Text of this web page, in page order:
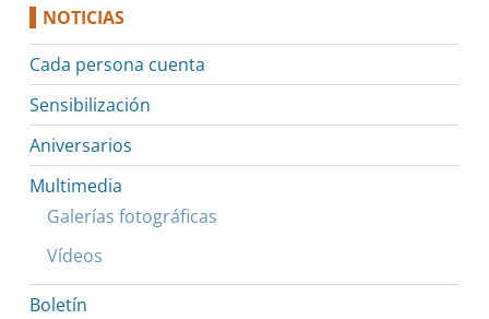
NOTICIAS
Cada persona cuenta
Sensibilización
Aniversarios
Multimedia
Galerías fotográficas
Vídeos
Boletín